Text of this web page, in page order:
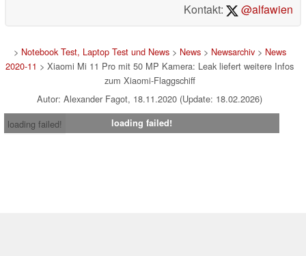
Kontakt:
@alfawien
> Notebook Test, Laptop Test und News> News> Newsarchiv> News
2020-11 > Xiaomi Mi 11 Pro mit 50 MP Kamera: Leak liefert weitere Infos
zum Xiaomi-Flaggschiff
Autor: Alexander Fagot, 18.11.2020 (Update: 18.02.2026)
loading failed!
loading failed!